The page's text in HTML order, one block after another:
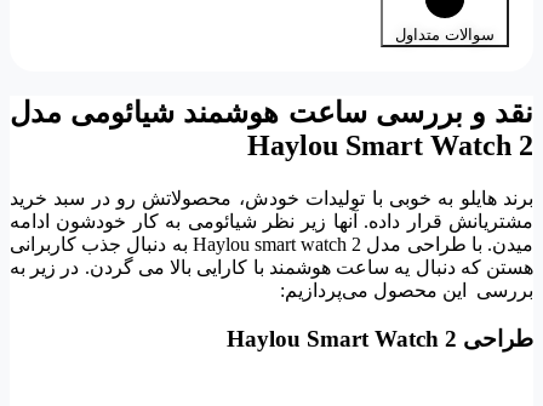
سوالات متداول
نقد و بررسی ساعت هوشمند شیائومی مدل
Haylou Smart Watch 2
برند هایلو به خوبی با تولیدات خودش، محصولاتش رو در سبد خرید
مشتریانش قرار داده. آنها زیر نظر شیائومی به کار خودشون ادامه
میدن. با طراحی مدل Haylou smart watch 2 به دنبال جذب کاربرانی
هستن که دنبال یه ساعت هوشمند با کارایی بالا می گردن. در زیر به
بررسی این محصول می‌پردازیم:
طراحی Haylou Smart Watch 2